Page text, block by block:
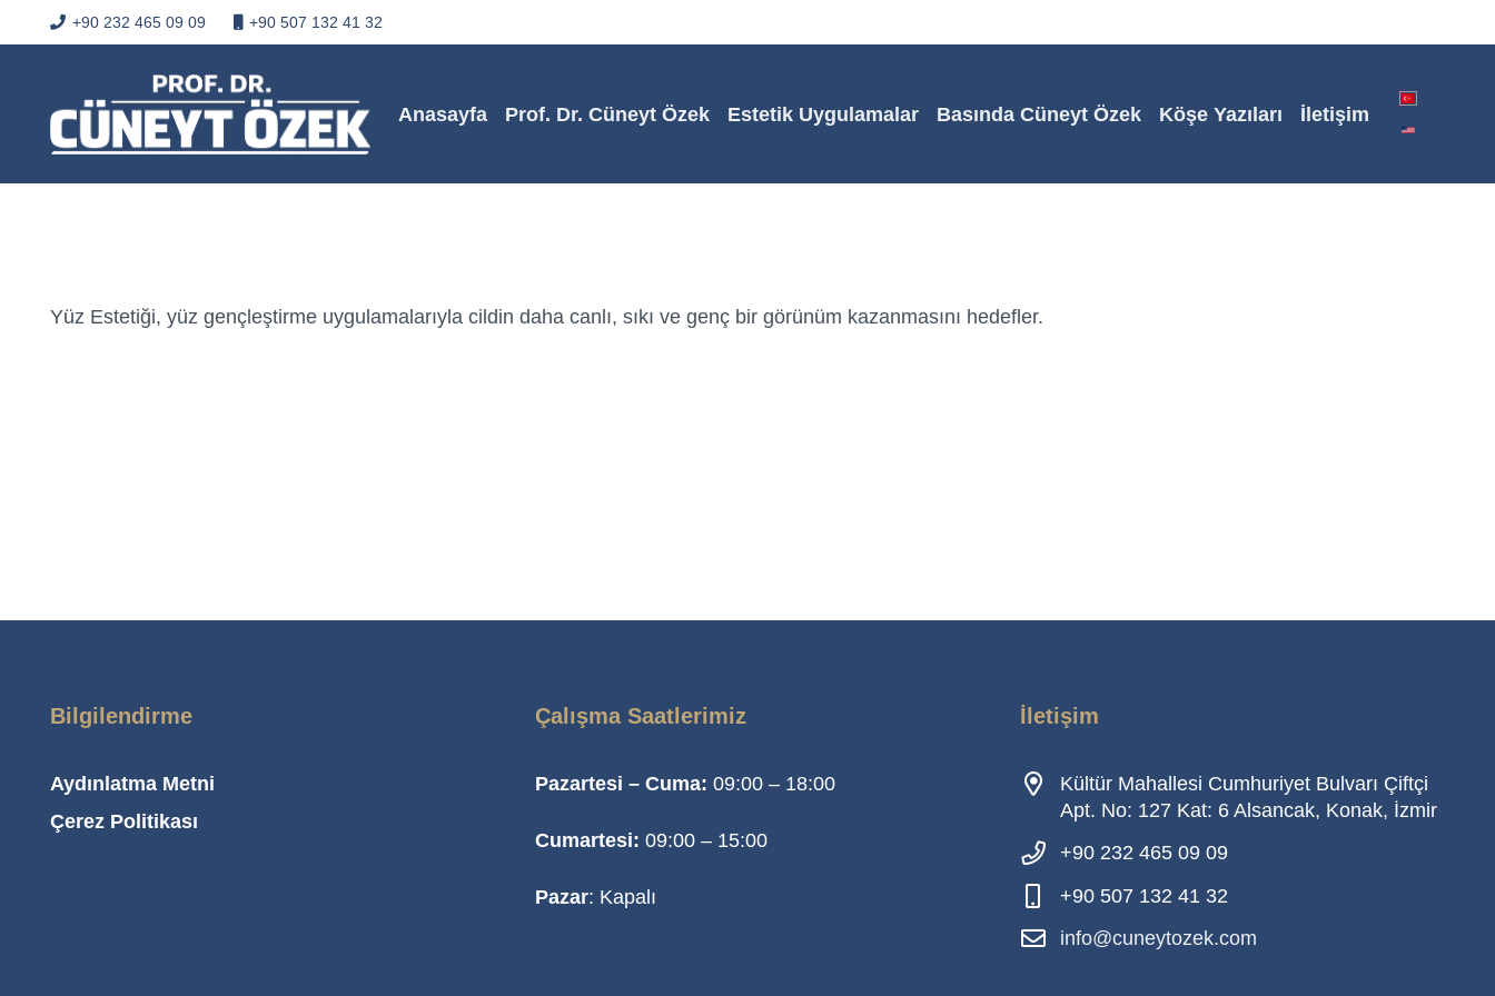
+90 232 465 09 09 +90 507 132 41 32
Anasayfa Prof. Dr. Cüneyt Özek Estetik Uygulamalar Basında Cüneyt Özek Köşe Yazıları İletişim
Yüz Estetiği, yüz gençleştirme uygulamalarıyla cildin daha canlı, sıkı ve genç bir görünüm kazanmasını hedefler.
Bilgilendirme
Aydınlatma Metni
Çerez Politikası
Çalışma Saatlerimiz
Pazartesi – Cuma: 09:00 – 18:00
Cumartesi: 09:00 – 15:00
Pazar: Kapalı
İletişim
Kültür Mahallesi Cumhuriyet Bulvarı Çiftçi
Apt. No: 127 Kat: 6 Alsancak, Konak, İzmir
+90 232 465 09 09
+90 507 132 41 32
info@cuneytozek.com